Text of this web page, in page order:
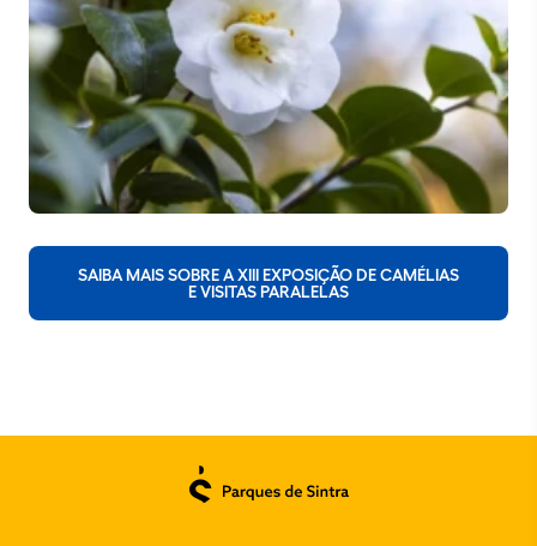
SAIBA MAIS SOBRE A XIII EXPOSIÇÃO DE CAMÉLIAS
E VISITAS PARALELAS